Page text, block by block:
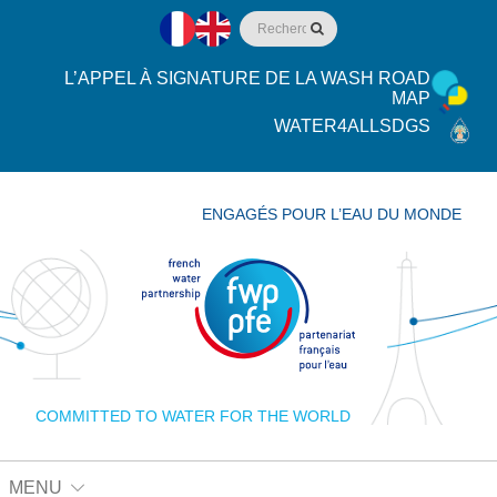
L’APPEL À SIGNATURE DE LA WASH ROAD
MAP
WATER4ALLSDGS
COMMITTED TO WATER FOR THE WORLD
ENGAGÉS POUR L’EAU DU MONDE
MENU